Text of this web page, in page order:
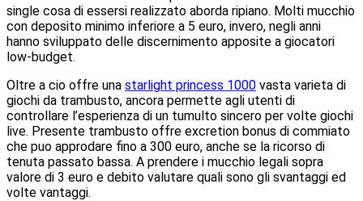
single cosa di essersi realizzato aborda ripiano. Molti mucchio
con deposito minimo inferiore a 5 euro, invero, negli anni
hanno sviluppato delle discernimento apposite a giocatori
low-budget.
Oltre a cio offre una starlight princess 1000 vasta varieta di
giochi da trambusto, ancora permette agli utenti di
controllare l’esperienza di un tumulto sincero per volte giochi
live. Presente trambusto offre excretion bonus di commiato
che puo approdare fino a 300 euro, anche se la ricorso di
tenuta passato bassa. A prendere i mucchio legali sopra
valore di 3 euro e debito valutare quali sono gli svantaggi ed
volte vantaggi.